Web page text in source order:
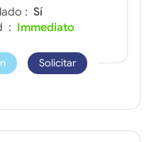
: Sí
: Immediato
Solicitar